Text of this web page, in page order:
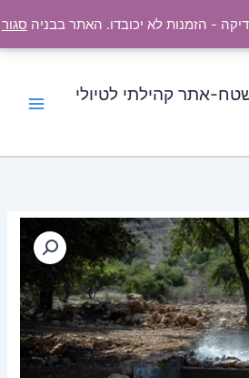
- הזמנות לא יכובדו. האתר בבניה סגור
אתר קהילתי לטיולי
טווח
מחירים:
⁦₪75.00⁩
עד
⁦₪250.00⁩